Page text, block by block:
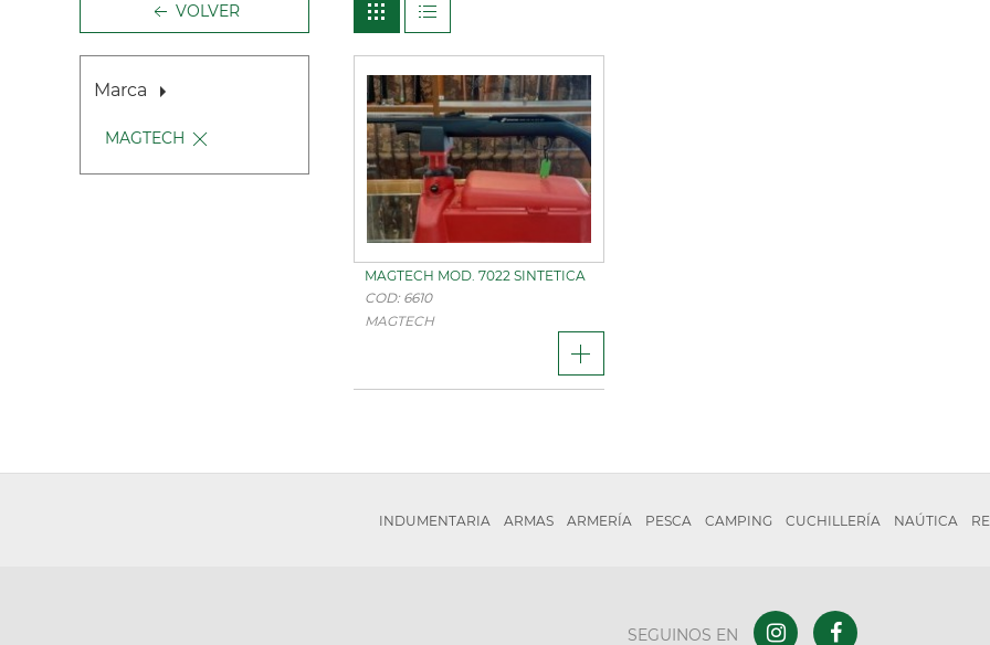
VOLVER
Marca
MAGTECH
MAGTECH MOD. 7022 SINTETICA
COD: 6610
MAGTECH
INDUMENTARIA ARMAS ARMERÍA PESCA CAMPING CUCHILLERÍA NAÚTICA
SEGUINOS EN